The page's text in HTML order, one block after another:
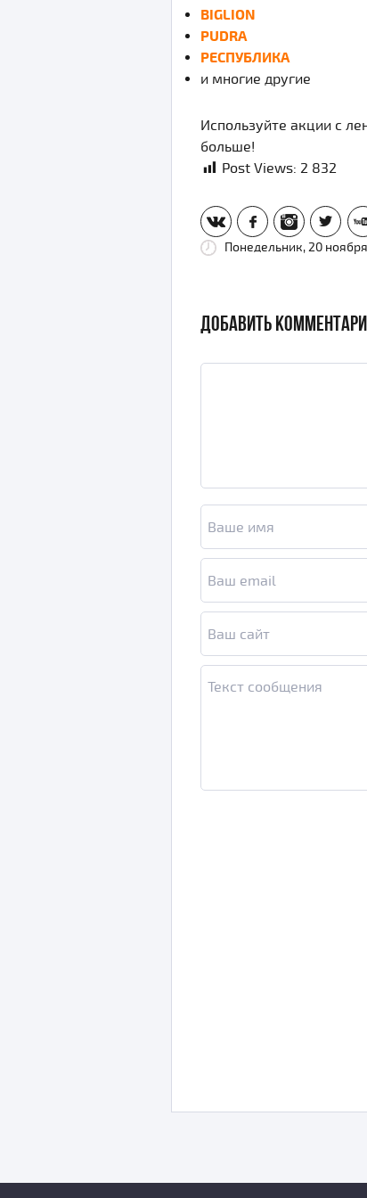
BIGLION
PUDRA
РЕСПУБЛИКА
и многие другие
Используйте акции с
больше!
Post Views: 2 832
vk fb inst tw
Понедельник, 20
ДОБАВИТЬ